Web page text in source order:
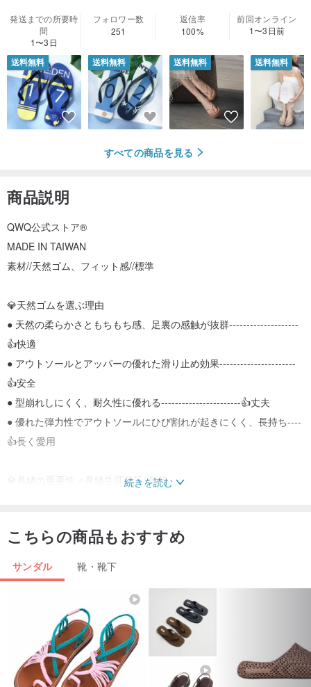
発送までの所要時
間
1〜3日
フォロワー数
251
返信率
100%
前回オンライン
1〜3日前
送料無料 送料無料 送料無料 送料無料
すべての商品を見る
商品説明
QWQ公式ストア®
MADE IN TAIWAN
素材//天然ゴム、フィット感//標準
💎天然ゴムを選ぶ理由
● 天然の柔らかさともちもち感、足裏の感触が抜群--------------------
👍快適
● アウトソールとアッパーの優れた滑り止め効果----------------------
👍安全
● 型崩れしにくく、耐久性に優れる-----------------------👍丈夫
● 優れた弾力性でアウトソールにひび割れが起きにくく、長持ち----
👍長く愛用
💎鼻緒の重要性 ⭐鼻緒生涯保証//無料
● アウトソールの穴と鼻緒の厚みが均一なので、「鼻緒が切れにく
（外出先で鼻緒が突然切れるのは本当に困りますよね）
● 東洋人の足型にフィットする鼻緒で、快適な履き心地、靴擦れし
💎QWQサイズ対応表
- QWQサイズ25 🔹日本サイズ25 🔹アメリカサイズ7
続きを読む
こちらの商品もおすすめ
サンダル 靴・靴下